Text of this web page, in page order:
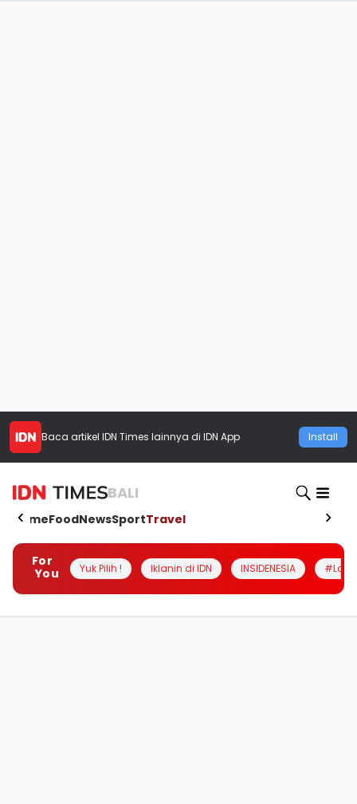
Baca artikel IDN Times lainnya di IDN App Install
BALI
HomeFoodNewsSportTravel
For
You
Yuk Pilih ! Iklanin di IDN INSIDENESIA